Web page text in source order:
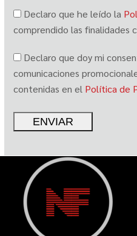
Declaro que he leído la
comprendido las finalidades
Declaro que doy mi
comunicaciones
contenidas en el Política de